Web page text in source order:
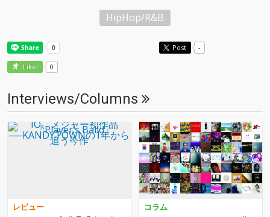
HipHop/R&B
Post -
Like! 0
Interviews/Columns
レビュー
コラム